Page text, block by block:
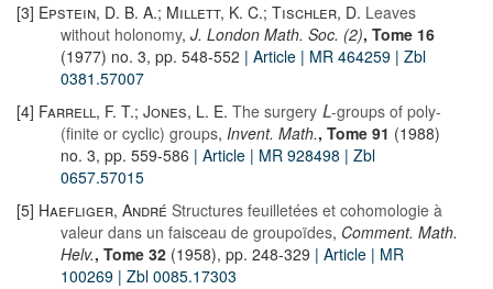
[3] Epstein, D. B. A.; Millett, K. C.; Tischler, D. Leaves
without holonomy, J. London Math. Soc. (2), Tome 16
(1977) no. 3, pp. 548-552 | Article | MR 464259 | Zbl
0381.57007
[4] Farrell, F. T.; Jones, L. E. The surgery L-groups of poly-
(finite or cyclic) groups, Invent. Math., Tome 91 (1988)
no. 3, pp. 559-586 | Article | MR 928498 | Zbl
0657.57015
[5] Haefliger, André Structures feuilletées et cohomologie à
valeur dans un faisceau de groupoïdes, Comment. Math.
Helv., Tome 32 (1958), pp. 248-329 | Article | MR
100269 | Zbl 0085.17303